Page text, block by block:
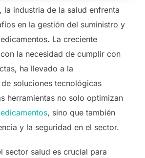
la industria de la salud enfrenta
en la gestión del suministro y
La creciente
la necesidad de cumplir con
ha llevado a la
soluciones tecnológicas
herramientas no solo optimizan
, sino que también
y la seguridad en el sector.
sector salud es crucial para